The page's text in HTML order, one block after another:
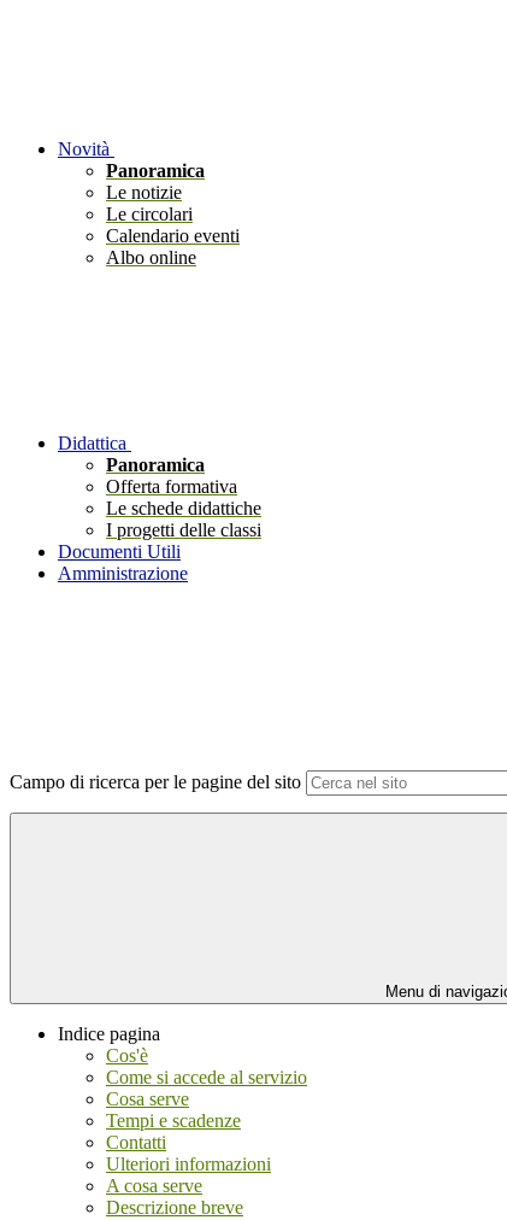
Novità
Panoramica
Le notizie
Le circolari
Calendario eventi
Albo online
Didattica
Panoramica
Offerta formativa
Le schede didattiche
I progetti delle classi
Documenti Utili
Amministrazione
Campo di ricerca per le pagine del sito
Menu di
Indice pagina
Cos'è
Come si accede al servizio
Cosa serve
Tempi e scadenze
Contatti
Ulteriori informazioni
A cosa serve
Descrizione breve